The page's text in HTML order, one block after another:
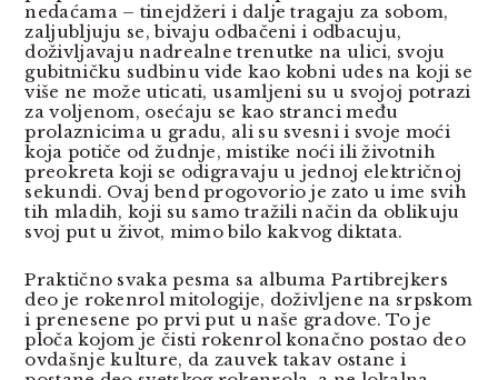
nedaćama – tinejdžeri i dalje tragaju za sobom,
zaljubljuju se, bivaju odbačeni i odbacuju,
doživljavaju nadrealne trenutke na ulici, svoju
gubitničku sudbinu vide kao kobni udes na koji se
više ne može uticati, usamljeni su u svojoj potrazi
za voljenom, osećaju se kao stranci među
prolaznicima u gradu, ali su svesni i svoje moći
koja potiče od žudnje, mistike noći ili životnih
preokreta koji se odigravaju u jednoj električnoj
sekundi. Ovaj bend progovorio je zato u ime svih
tih mladih, koji su samo tražili način da oblikuju
svoj put u život, mimo bilo kakvog diktata.
Praktično svaka pesma sa albuma Partibrejkers
deo je rokenrol mitologije, doživljene na srpskom
i prenesene po prvi put u naše gradove. To je
ploča kojom je čisti rokenrol konačno postao deo
ovdašnje kulture, da zauvek takav ostane i